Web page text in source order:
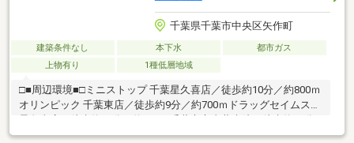
千葉県千葉市中央区矢作町
建築条件なし 本下水
都市ガス
上物有り
1種低層地域
□■周辺環境■□ミニストップ 千葉星久喜店／徒歩約10分／約800ｍ
オリンピック 千葉東店／徒歩約9分／約700ｍドラッグセイムス
／約800ｍねだ公園／徒歩約4分／約300ｍ梅乃園幼稚園／徒歩約5